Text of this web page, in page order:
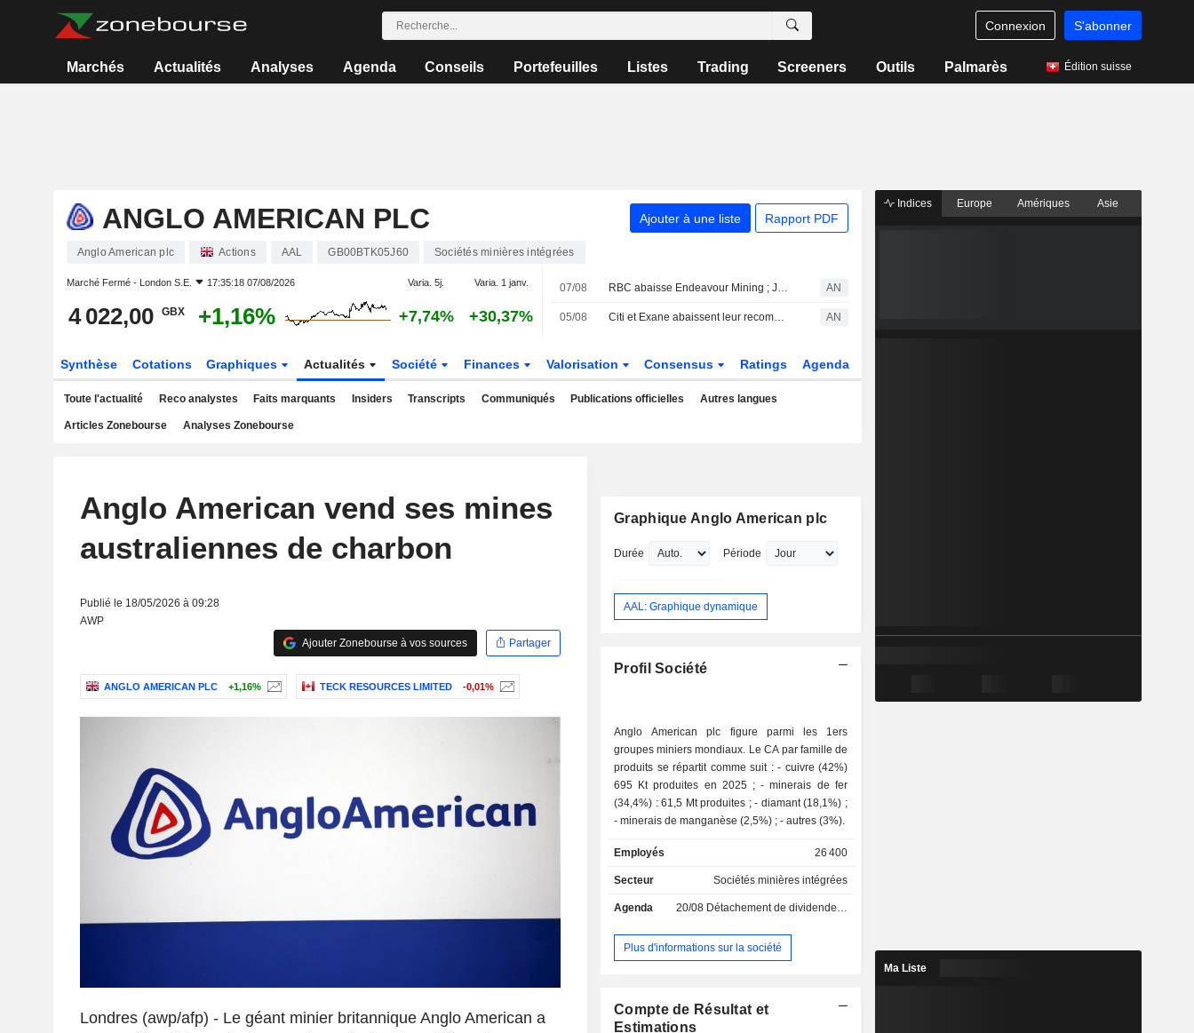
Connexion S'abonner
Marchés Actualités Analyses Agenda Conseils Portefeuilles Listes Trading Screeners Outils Palmarès Édition suisse
ANGLO AMERICAN PLC Ajouter à une liste Rapport PDF
Anglo American plc Actions AAL GB00BTK05J60 Sociétés minières intégrées
Marché Fermé - London S.E. 17:35:18 07/08/2026 Varia. 5j. Varia. 1 janv.
4 022,00 GBX +1,16% +7,74% +30,37%
07/08 RBC abaisse Endeavour Mining ; JPM relève easyJet AN
05/08 Citi et Exane abaissent leur recommandation sur HSBC ; LBBW dégrade Vodafone AN
Synthèse Cotations Graphiques Actualités Société Finances Valorisation Consensus Ratings Agenda
Toute l'actualité Reco analystes Faits marquants Insiders Transcripts Communiqués Publications officielles Autres langues
Articles Zonebourse Analyses Zonebourse
Anglo American vend ses mines
australiennes de charbon
Publié le 18/05/2026 à 09:28
AWP
Ajouter Zonebourse à vos sources
Partager
ANGLO AMERICAN PLC +1,16% TECK RESOURCES LIMITED -0,01%
Londres (awp/afp) - Le géant minier britannique Anglo American a
Graphique Anglo American plc
Durée Période
AAL: Graphique dynamique
Profil Société
Anglo American plc figure parmi les 1ers
groupes miniers mondiaux. Le CA par famille de
produits se répartit comme suit : - cuivre (42%)
695 Kt produites en 2025 ; - minerais de fer
(34,4%) : 61,5 Mt produites ; - diamant (18,1%) ;
- minerais de manganèse (2,5%) ; - autres (3%).
Employés 26 400
Secteur Sociétés minières intégrées
Agenda 20/08 Détachement de dividende - 0.23 GBX
Plus d'informations sur la société
Compte de Résultat et
Estimations
Indices Europe Amériques Asie
Ma Liste